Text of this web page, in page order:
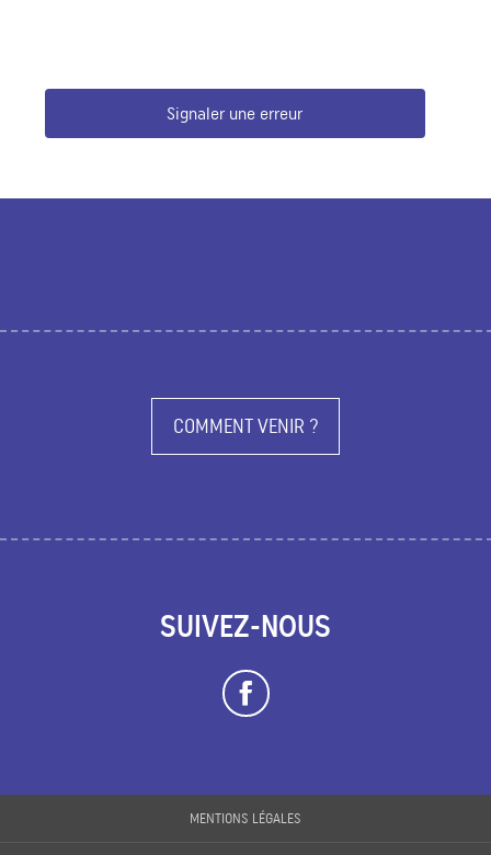
Signaler une erreur
COMMENT VENIR ?
SUIVEZ-NOUS
MENTIONS LÉGALES